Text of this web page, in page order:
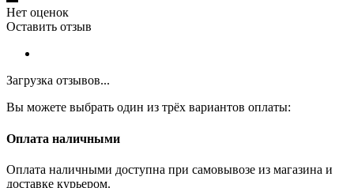
Нет оценок
Оставить отзыв
Загрузка отзывов...
Вы можете выбрать один из трёх вариантов оплаты:
Оплата наличными
Оплата наличными доступна при самовывозе из магазина и
доставке курьером.